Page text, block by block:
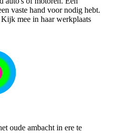
vaste hand voor nodig hebt.
mee in haar werkplaats
oude ambacht in ere te